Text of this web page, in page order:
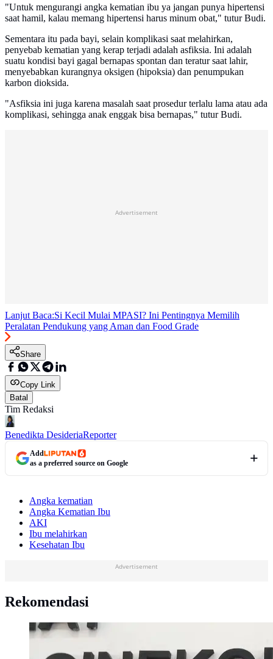
"Untuk mengurangi angka kematian ibu ya jangan punya hipertensi
saat hamil, kalau memang hipertensi harus minum obat," tutur Budi.
Sementara itu pada bayi, selain komplikasi saat melahirkan,
penyebab kematian yang kerap terjadi adalah asfiksia. Ini adalah
suatu kondisi bayi gagal bernapas spontan dan teratur saat lahir,
menyebabkan kurangnya oksigen (hipoksia) dan penumpukan
karbon dioksida.
"Asfiksia ini juga karena masalah saat prosedur terlalu lama atau ada
komplikasi, sehingga anak enggak bisa bernapas," tutur Budi.
Advertisement
Lanjut Baca:Si Kecil Mulai MPASI? Ini Pentingnya Memilih
Peralatan Pendukung yang Aman dan Food Grade
Share
Copy Link
Batal
Tim Redaksi
Benedikta DesideriaReporter
Add
as a preferred source on Google
Angka kematian
Angka Kematian Ibu
AKI
Ibu melahirkan
Kesehatan Ibu
Advertisement
Rekomendasi